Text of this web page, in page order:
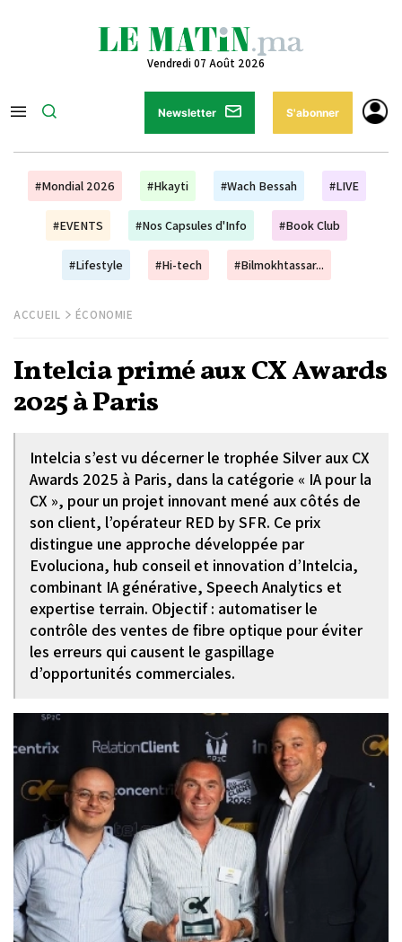
Vendredi 07 Août 2026
Newsletter S'abonner
#Mondial 2026 #Hkayti #Wach Bessah #LIVE
#EVENTS #Nos Capsules d'Info #Book Club
#Lifestyle #Hi-tech #Bilmokhtassar...
ACCUEIL ÉCONOMIE
Intelcia primé aux CX Awards
2025 à Paris
Intelcia s’est vu décerner le trophée Silver aux CX
Awards 2025 à Paris, dans la catégorie « IA pour la
CX », pour un projet innovant mené aux côtés de
son client, l’opérateur RED by SFR. Ce prix
distingue une approche développée par
Evoluciona, hub conseil et innovation d’Intelcia,
combinant IA générative, Speech Analytics et
expertise terrain. Objectif : automatiser le
contrôle des ventes de fibre optique pour éviter
les erreurs qui causent le gaspillage
d’opportunités commerciales.